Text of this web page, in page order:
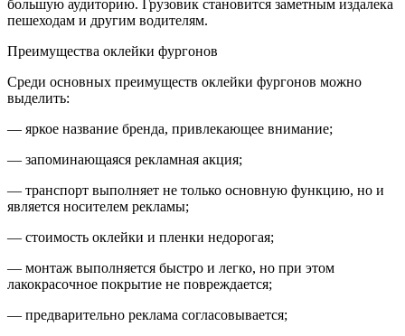
большую аудиторию. Грузовик становится заметным издалека
пешеходам и другим водителям.
Преимущества оклейки фургонов
Среди основных преимуществ оклейки фургонов можно
выделить:
— яркое название бренда, привлекающее внимание;
— запоминающаяся рекламная акция;
— транспорт выполняет не только основную функцию, но и
является носителем рекламы;
— стоимость оклейки и пленки недорогая;
— монтаж выполняется быстро и легко, но при этом
лакокрасочное покрытие не повреждается;
— предварительно реклама согласовывается;